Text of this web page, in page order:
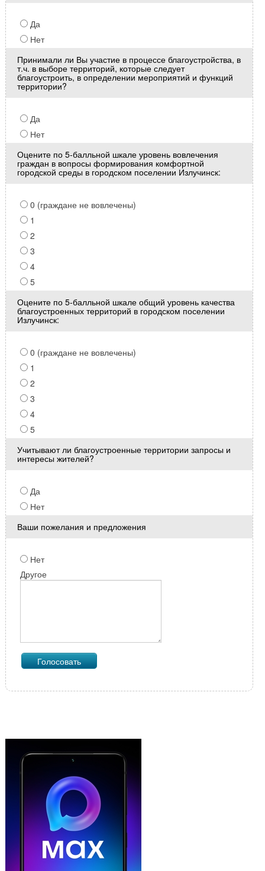
Да
Нет
Принимали ли Вы участие в процессе благоустройства, в
т.ч. в выборе территорий, которые следует
благоустроить, в определении мероприятий и функций
территории?
Да
Нет
Оцените по 5-балльной шкале уровень вовлечения
граждан в вопросы формирования комфортной
городской среды в городском поселении Излучинск:
0 (граждане не вовлечены)
1
2
3
4
5
Оцените по 5-балльной шкале общий уровень качества
благоустроенных территорий в городском поселении
Излучинск:
0 (граждане не вовлечены)
1
2
3
4
5
Учитывают ли благоустроенные территории запросы и
интересы жителей?
Да
Нет
Ваши пожелания и предложения
Нет
Другое